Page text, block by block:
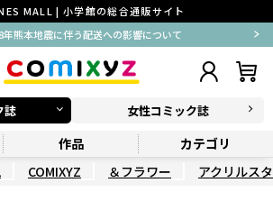
MALL | 小学館の総合通販サイト
年熊本地震に伴う配送への影響について
誌 女性コミック誌
作品
カテゴリ
COMIXYZ ＆フラワー アクリルス